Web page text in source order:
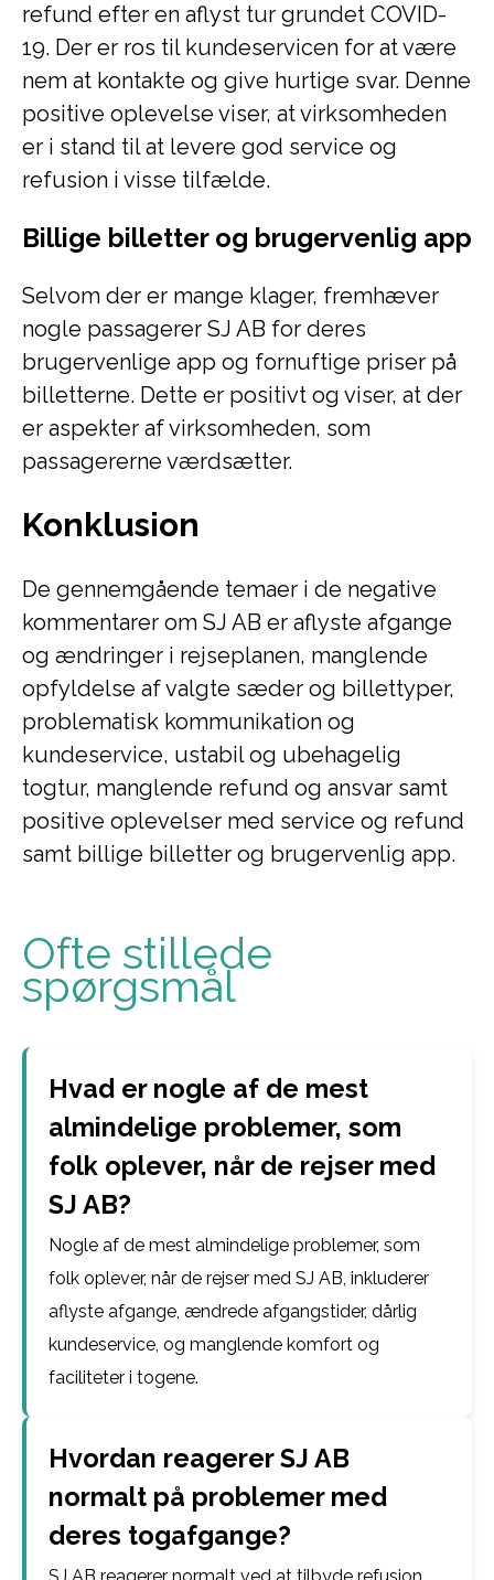
refund efter en aflyst tur grundet COVID-
19. Der er ros til kundeservicen for at være
nem at kontakte og give hurtige svar. Denne
positive oplevelse viser, at virksomheden
er i stand til at levere god service og
refusion i visse tilfælde.
Billige billetter og brugervenlig app
Selvom der er mange klager, fremhæver
nogle passagerer SJ AB for deres
brugervenlige app og fornuftige priser på
billetterne. Dette er positivt og viser, at der
er aspekter af virksomheden, som
passagererne værdsætter.
Konklusion
De gennemgående temaer i de negative
kommentarer om SJ AB er aflyste afgange
og ændringer i rejseplanen, manglende
opfyldelse af valgte sæder og billettyper,
problematisk kommunikation og
kundeservice, ustabil og ubehagelig
togtur, manglende refund og ansvar samt
positive oplevelser med service og refund
samt billige billetter og brugervenlig app.
Ofte stillede
spørgsmål
Hvad er nogle af de mest
almindelige problemer, som
folk oplever, når de rejser med
SJ AB?
Nogle af de mest almindelige problemer, som
folk oplever, når de rejser med SJ AB, inkluderer
aflyste afgange, ændrede afgangstider, dårlig
kundeservice, og manglende komfort og
faciliteter i togene.
Hvordan reagerer SJ AB
normalt på problemer med
deres togafgange?